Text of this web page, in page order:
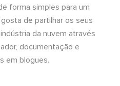
forma simples para um
de partilhar os seus
da nuvem através
documentação e
em blogues.